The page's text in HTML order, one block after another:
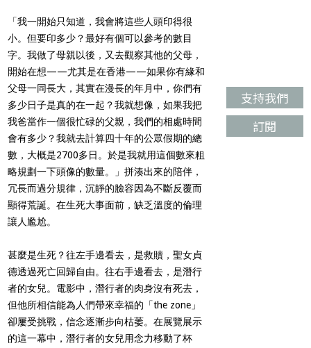
「我一開始只知道，我會將這些人頭印得很
小。但要印多少？最好有個可以參考的數目
字。我做了母親以後，又去觀察其他的父母，
開始在想——尤其是在香港——如果你有緣和
父母一同長大，其實在漫長的年月中，你們有
多少日子是真的在一起？我就想像，如果我把
我爸當作一個很忙碌的父親，我們的相處時間
會有多少？我就去計算四十年的公眾假期的總
數，大概是2700多日。於是我就用這個數來粗
略規劃一下頭像的數量。」拼湊出來的陪伴，
冗長而過分規律，沉靜的臉容因為不斷反覆而
顯得荒誕。在生死大事面前，缺乏溫度的倫理
讓人尷尬。
甚麼是生死？往左手邊看去，是救贖，聖女貞
德透過死亡回歸自由。往右手邊看去，是潛行
者的女兒。電影中，潛行者的肉身沒有死去，
但他所相信能為人們帶來幸福的「the zone」
卻屢受挑戰，信念逐漸步向枯萎。在展覽展示
的這一幕中，潛行者的女兒用念力移動了杯
支持我們
訂閱